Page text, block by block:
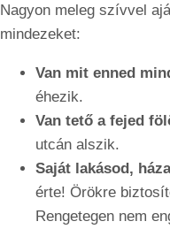
Nagyon meleg szívvel
mindezeket:
Van mit enned
éhezik.
Van tető a fejed
utcán alszik.
Saját lakásod,
érte! Örökre
Rengetegen nem